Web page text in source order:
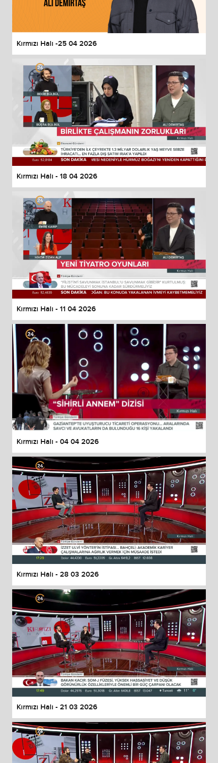
Kırmızı Halı -25 04 2026
Kırmızı Halı - 18 04 2026
Kırmızı Halı - 11 04 2026
Kırmızı Halı - 04 04 2026
Kırmızı Halı - 28 03 2026
Kırmızı Halı - 21 03 2026